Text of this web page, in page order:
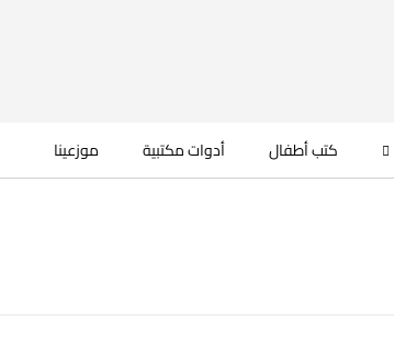
كتب أطفال أدوات مكتبية موزعينا